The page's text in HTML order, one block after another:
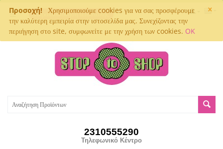
×
Προσοχή!
Χρησιμοποιούμε cookies για να σας προσφέρουμε
την καλύτερη εμπειρία στην ιστοσελίδα μας. Συνεχίζοντας την
περιήγηση στο site, συμφωνείτε με την χρήση των cookies. OK
Παρακολούθηση αποστολής
2310555290
Τηλεφωνικό Κέντρο